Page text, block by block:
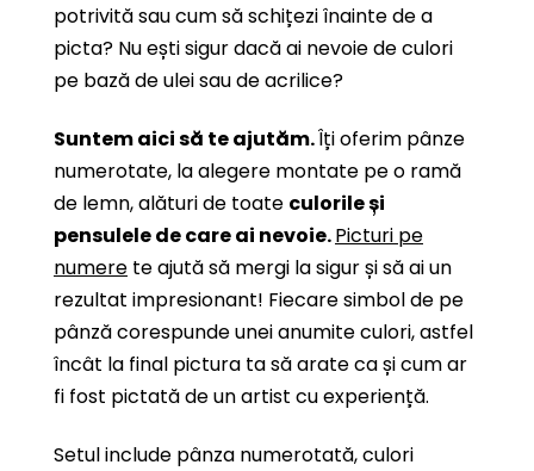
potrivită sau cum să schițezi înainte de a
picta? Nu ești sigur dacă ai nevoie de culori
pe bază de ulei sau de acrilice?
Suntem aici să te ajutăm.Îți oferim pânze
numerotate, la alegere montate pe o ramă
de lemn, alături de toate culorile și
pensulele de care ai nevoie.Picturi pe
numere te ajută să mergi la sigur și să ai un
rezultat impresionant! Fiecare simbol de pe
pânză corespunde unei anumite culori, astfel
încât la final pictura ta să arate ca și cum ar
fi fost pictată de un artist cu experiență.
Setul include pânza numerotată, culori